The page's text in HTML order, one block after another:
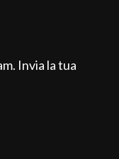
Invia la tua